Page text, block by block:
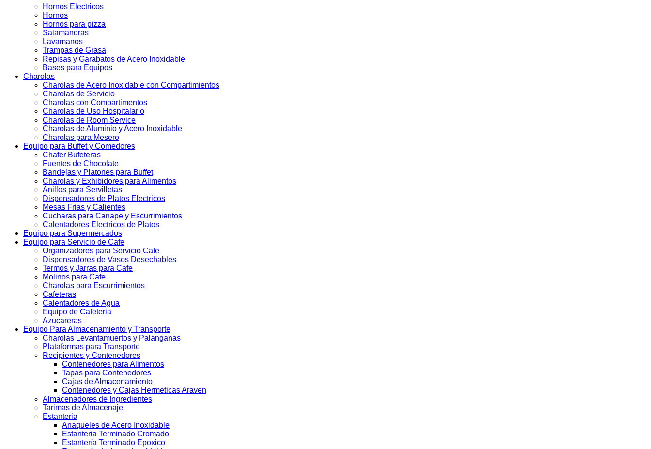
Hornos Electricos
Hornos
Hornos para pizza
Salamandras
Lavamanos
Trampas de Grasa
Repisas y Garabatos de Acero Inoxidable
Bases para Equipos
Charolas
Charolas de Acero Inoxidable con Compartimientos
Charolas de Servicio
Charolas con Compartimentos
Charolas de Uso Hospitalario
Charolas de Room Service
Charolas de Aluminio y Acero Inoxidable
Charolas para Mesero
Equipo para Buffet y Comedores
Chafer Bufeteras
Fuentes de Chocolate
Bandejas y Platones para Buffet
Charolas y Exhibidores para Alimentos
Anillos para Servilletas
Dispensadores de Platos Electricos
Mesas Frias y Calientes
Cucharas para Canape y Escurrimientos
Calentadores Electricos de Platos
Equipo para Supermercados
Equipo para Servicio de Cafe
Organizadores para Servicio Cafe
Dispensadores de Vasos Desechables
Termos y Jarras para Cafe
Molinos para Cafe
Charolas para Escurrimientos
Cafeteras
Calentadores de Agua
Equipo de Cafeteria
Azucareras
Equipo Para Almacenamiento y Transporte
Charolas Levantamuertos y Palanganas
Plataformas para Transporte
Recipientes y Contenedores
Contenedores para Alimentos
Tapas para Contenedores
Cajas de Almacenamiento
Contenedores y Cajas Hermeticas Araven
Almacenadores de Ingredientes
Tarimas de Almacenaje
Estanteria
Anaqueles de Acero Inoxidable
Estanteria Terminado Cromado
Estantería Terminado Epoxico